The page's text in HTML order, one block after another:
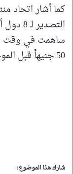
كما أشار اتحاد
ساهمت في وقت
50 جنيهاً قبل الموجة الحالية.
شارك هذا الموضوع: